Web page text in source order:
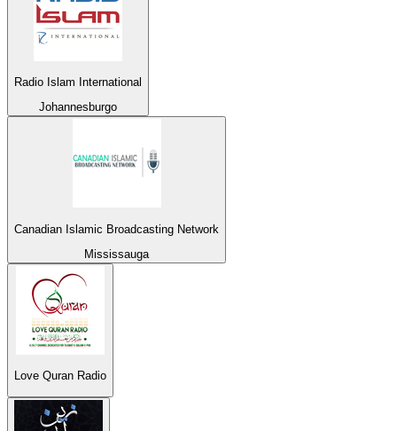
Radio Islam International
Johannesburgo
Canadian Islamic Broadcasting Network
Mississauga
Love Quran Radio